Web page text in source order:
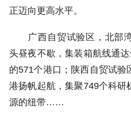
正迈向更高水平。
广西自贸试验区，北部湾
头昼夜不歇，集装箱航线通
的571个港口；陕西自贸试验
港扬帆起航，集聚749个科研
源的纽带……